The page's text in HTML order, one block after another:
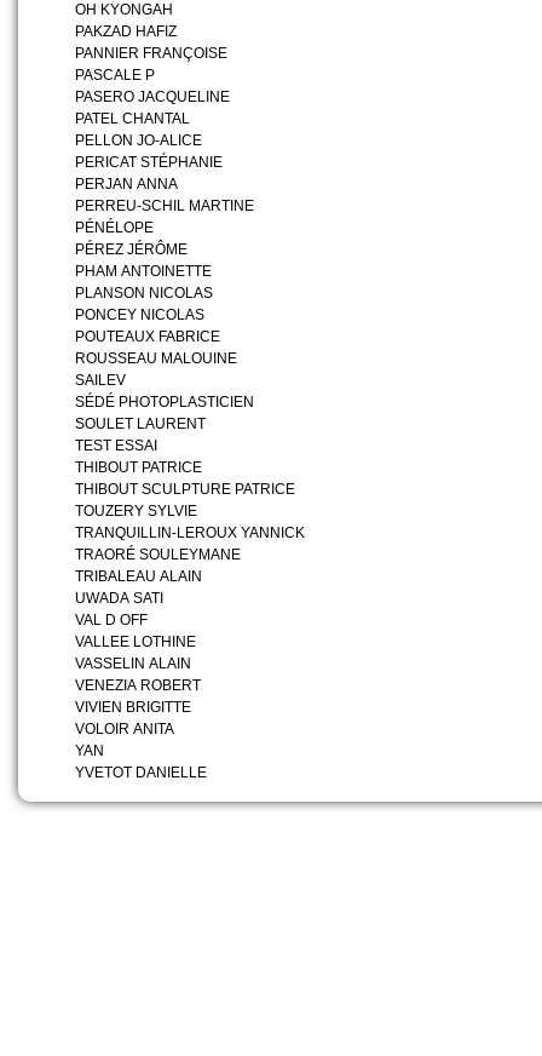
OH KYONGAH
PAKZAD HAFIZ
PANNIER FRANÇOISE
PASCALE P
PASERO JACQUELINE
PATEL CHANTAL
PELLON JO-ALICE
PERICAT STÉPHANIE
PERJAN ANNA
PERREU-SCHIL MARTINE
PÉNÉLOPE
PÉREZ JÉRÔME
PHAM ANTOINETTE
PLANSON NICOLAS
PONCEY NICOLAS
POUTEAUX FABRICE
ROUSSEAU MALOUINE
SAILEV
SÉDÉ PHOTOPLASTICIEN
SOULET LAURENT
TEST ESSAI
THIBOUT PATRICE
THIBOUT SCULPTURE PATRICE
TOUZERY SYLVIE
TRANQUILLIN-LEROUX YANNICK
TRAORÉ SOULEYMANE
TRIBALEAU ALAIN
UWADA SATI
VAL D OFF
VALLEE LOTHINE
VASSELIN ALAIN
VENEZIA ROBERT
VIVIEN BRIGITTE
VOLOIR ANITA
YAN
YVETOT DANIELLE